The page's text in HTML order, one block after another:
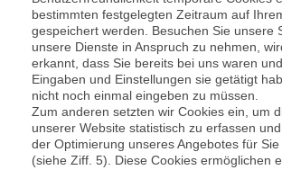
bestimmten festgelegten Zeitraum auf
gespeichert werden. Besuchen Sie unsere
unsere Dienste in Anspruch zu nehmen,
erkannt, dass Sie bereits bei uns waren
Eingaben und Einstellungen sie getätigt
nicht noch einmal eingeben zu müssen.
Zum anderen setzten wir Cookies ein, um
unserer Website statistisch zu erfassen
der Optimierung unseres Angebotes für
(siehe Ziff. 5). Diese Cookies ermöglichen